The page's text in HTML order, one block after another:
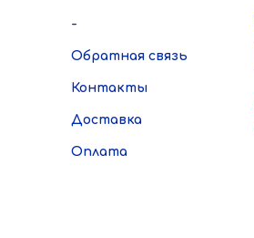
-
Обратная связь
Контакты
Доставка
Оплата